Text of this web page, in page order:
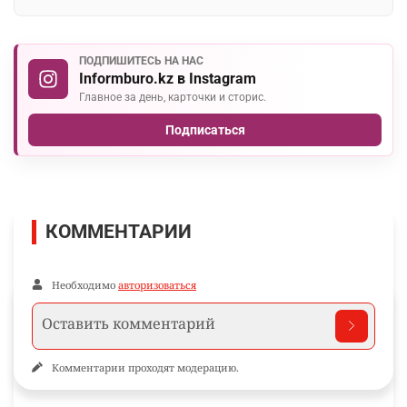
ПОДПИШИТЕСЬ НА НАС
Informburo.kz в Instagram
Главное за день, карточки и сторис.
Подписаться
КОММЕНТАРИИ
Необходимо авторизоваться
Комментарии проходят модерацию.